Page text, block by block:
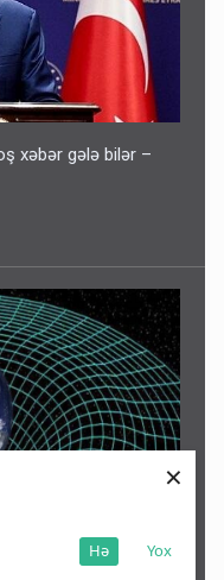
Yox
Hə
×
xəbər gələ bilər –
avqust iddiası!